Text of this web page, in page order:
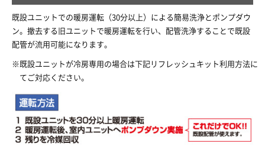
既設ユニットでの暖房運転（30分以上）による簡易洗浄とポンプダウ
ン。撤去する旧ユニットで暖房運転を行い、配管洗浄することで既設
配管が流用可能になります。
既設ユニットが冷房専用の場合は下記リフレッシュキット利用方法に
てご対応ください。